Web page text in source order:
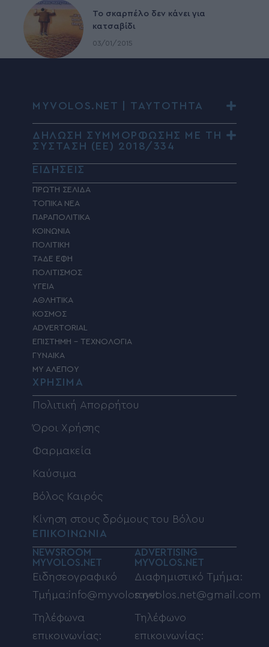
To σκαρπέλο δεν κάνει για
κατσαβίδι
03/01/2015
MYVOLOS.NET | ΤΑΥΤΟΤΗΤΑ
ΔΗΛΩΣΗ ΣΥΜΜΟΡΦΩΣΗΣ ΜΕ ΤΗ
ΣΥΣΤΑΣΗ (ΕΕ) 2018/334
ΕΙΔΗΣΕΙΣ
ΠΡΩΤΗ ΣΕΛΙΔΑ
ΤΟΠΙΚΑ ΝΕΑ
ΠΑΡΑΠΟΛΙΤΙΚΑ
ΚΟΙΝΩΝΙΑ
ΠΟΛΙΤΙΚΗ
ΤΑΔΕ ΕΦΗ
ΠΟΛΙΤΙΣΜΟΣ
ΥΓΕΙΑ
ΑΘΛΗΤΙΚΑ
ΚΟΣΜΟΣ
ADVERTORIAL
ΕΠΙΣΤΗΜΗ – ΤΕΧΝΟΛΟΓΙΑ
ΓΥΝΑΙΚΑ
MY ΑΛΕΠΟΥ
ΧΡΗΣΙΜΑ
Πολιτική Απορρήτου
Όροι Χρήσης
Φαρμακεία
Καύσιμα
Βόλος Καιρός
Κίνηση στους δρόμους του Βόλου
ΕΠΙΚΟΙΝΩΝΙΑ
NEWSROOM
MYVOLOS.NET
Ειδησεογραφικό
Τμήμα:info@myvolos.net
Τηλέφωνα
επικοινωνίας:
ADVERTISING
MYVOLOS.NET
Διαφημιστικό Τμήμα:
myvolos.net@gmail.com
Τηλέφωνο
επικοινωνίας: